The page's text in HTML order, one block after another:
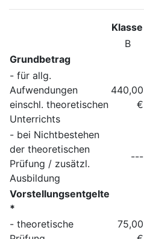
Klasse
B
Grundbetrag
- für allg.
Aufwendungen
einschl. theoretischen
Unterrichts
440,00
€
- bei Nichtbestehen
der theoretischen
Prüfung / zusätzl.
Ausbildung
---
Vorstellungsentgelte
*
- theoretische
75,00